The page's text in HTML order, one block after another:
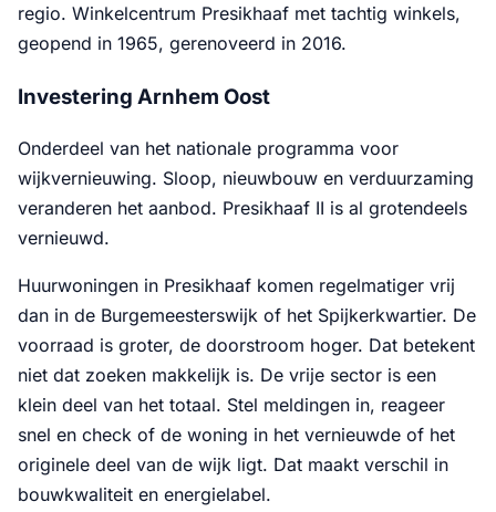
regio. Winkelcentrum Presikhaaf met tachtig winkels,
geopend in 1965, gerenoveerd in 2016.
Investering Arnhem Oost
Onderdeel van het nationale programma voor
wijkvernieuwing. Sloop, nieuwbouw en verduurzaming
veranderen het aanbod. Presikhaaf II is al grotendeels
vernieuwd.
Huurwoningen in Presikhaaf komen regelmatiger vrij
dan in de Burgemeesterswijk of het Spijkerkwartier. De
voorraad is groter, de doorstroom hoger. Dat betekent
niet dat zoeken makkelijk is. De vrije sector is een
klein deel van het totaal. Stel meldingen in, reageer
snel en check of de woning in het vernieuwde of het
originele deel van de wijk ligt. Dat maakt verschil in
bouwkwaliteit en energielabel.